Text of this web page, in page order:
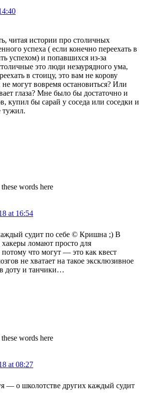
читая истории про столичных
успеха ( если конечно переехать в
успехом) и попавшихся из-за
это люди незаурядного ума,
в стоицу, это вам не корову
могут вовремя остановиться? Или
глаза? Мне было бы достаточно и
купил бы сарай у соседа или соседки и
тужил.
words here
at 16:54
судит по себе © Кришна ;) В
ломают просто для
потому что могут — это как квест
не хватает на такое эксклюзивное
доту и танчики…
words here
at 08:27
— о школотстве других каждый судит